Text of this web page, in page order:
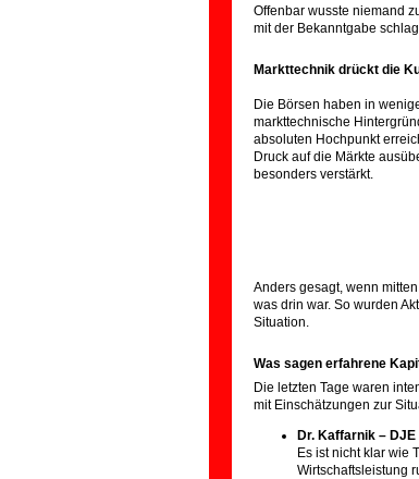
Offenbar wusste niemand
mit der Bekanntgabe
Markttechnik drückt die
Die Börsen haben in
markttechnische
absoluten Hochpunkt
Druck auf die Märkte
besonders verstärkt.
Anders gesagt, wenn
was drin war. So wurden
Situation.
Was sagen erfahrene
Die letzten Tage waren
mit Einschätzungen zur
Dr. Kaffarnik –
Es ist nicht klar wie
Wirtschaftsleistung